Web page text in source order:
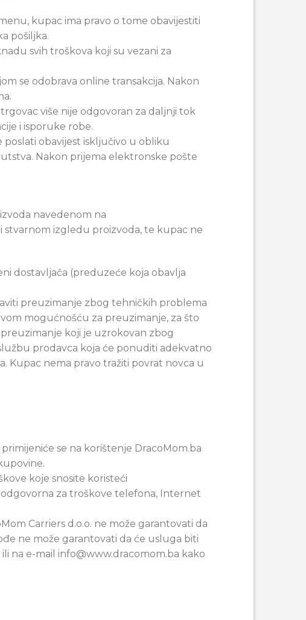
kupac ima pravo o tome obavijestiti
pošiljka.
svih troškova koji su vezani za
se odobrava online transakcija. Nakon
više nije odgovoran za daljnji tok
i isporuke robe.
obavijest isključivo u obliku
Nakon prijema elektronske pošte
navedenom na
stvarnom izgledu proizvoda, te kupac ne
dostavljača (preduzeće koja obavlja
preuzimanje zbog tehničkih problema
mogućnošću za preuzimanje, za što
koji je uzrokovan zbog
prodavca koja će ponuditi adekvatno
Kupac nema pravo tražiti povrat novca u
se na korištenje DracoMom.ba
koje snosite koristeći
za troškove telefona, Internet
Carriers d.o.o. ne može garantovati da
ne može garantovati da će usluga biti
na e-mail info@www.dracomom.ba kako